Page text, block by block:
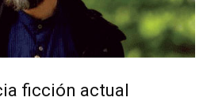
ficción actual